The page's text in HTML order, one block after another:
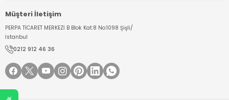
Müşteri İletişim
PERPA TİCARET MERKEZİ B Blok Kat:8 No:1098 Şişli/
İstanbul
0212 912 46 36